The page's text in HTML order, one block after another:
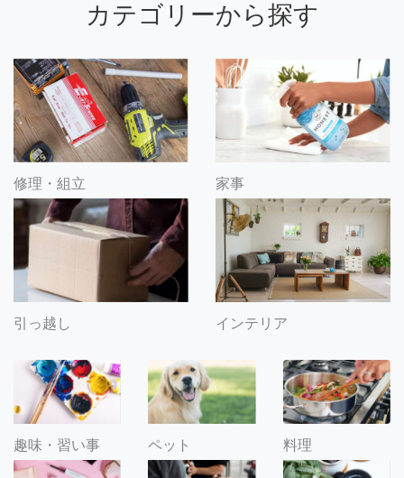
カテゴリーから探す
修理・組立 家事
引っ越し インテリア
趣味・習い事 ペット 料理